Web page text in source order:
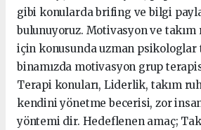
gibi konularda brifing ve bilgi
bulunuyoruz. Motivasyon ve takım
için konusunda uzman psikologlar
binamızda motivasyon grup
Terapi konuları, Liderlik, takım
kendini yönetme becerisi, zor
yöntemi dir. Hedeflenen amaç;